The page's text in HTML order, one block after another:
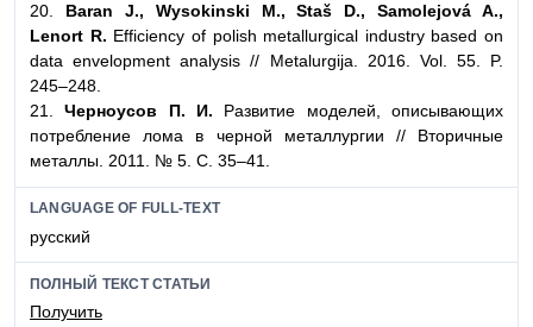
20.
Baran J., Wysokinski M., Staš D., Samolejová A.,
Lenort R. Efficiency of polish metallurgical industry based on
data envelopment analysis // Metalurgija. 2016. Vol. 55. P.
245–248.
21.
Черноусов П. И. Развитие моделей, описывающих
потребление лома в черной металлургии // Вторичные
металлы. 2011. № 5. С. 35–41.
LANGUAGE OF FULL-TEXT
русский
ПОЛНЫЙ ТЕКСТ СТАТЬИ
Получить